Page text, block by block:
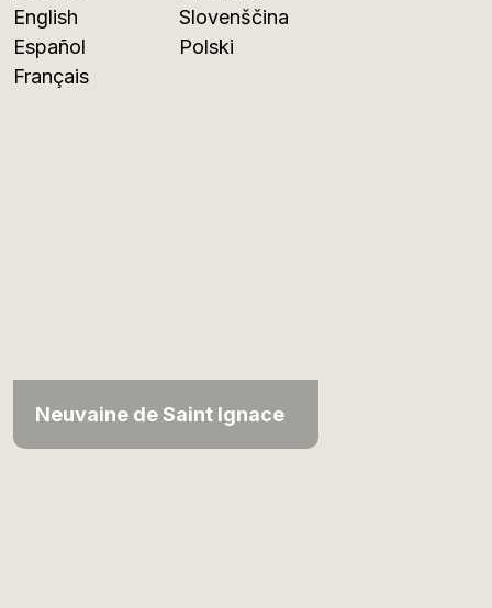
English
Español
Français
Slovenščina
Polski
Neuvaine de Saint Ignace